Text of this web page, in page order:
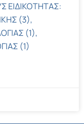
ΕΙΔΙΚΟΤΗΤΑΣ:
(3),
(1),
(1)